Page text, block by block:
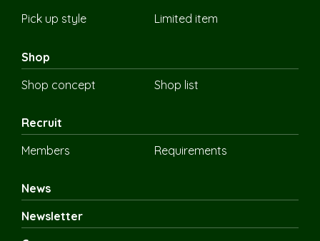
Pick up style
Limited item
Shop
Shop concept
Shop list
Recruit
Members
Requirements
News
Newsletter